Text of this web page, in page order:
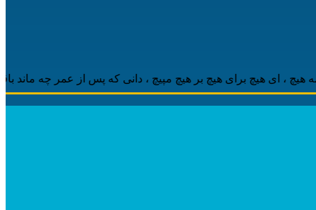
‌ای هیچ برای هیچ بر هیچ مپیچ ، دانی که پس از عمر چه ماند باقی ،